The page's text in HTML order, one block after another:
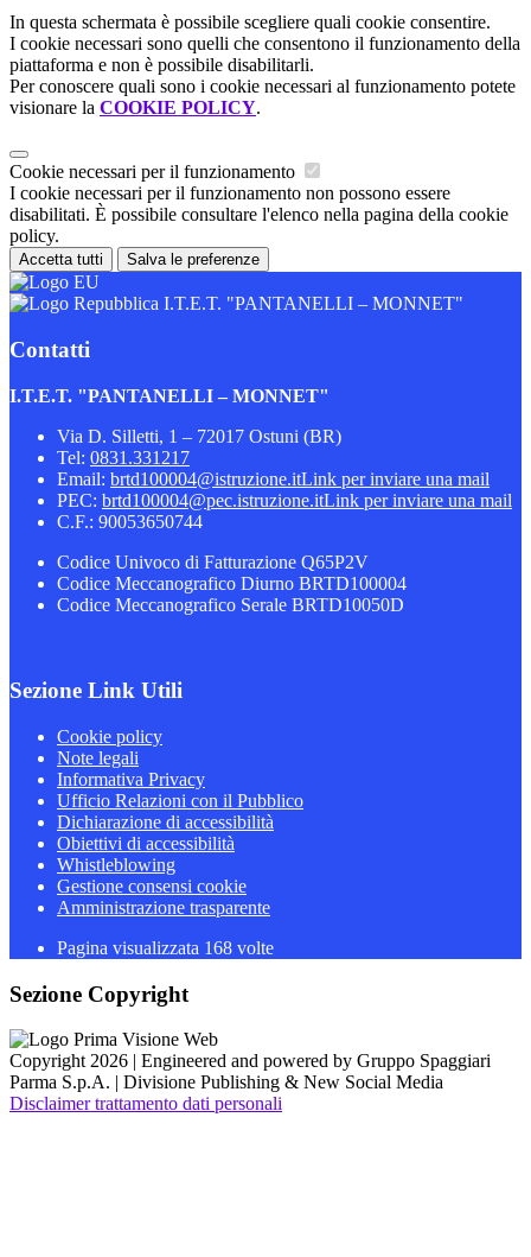
In questa schermata è possibile scegliere quali cookie consentire.
I cookie necessari sono quelli che consentono il funzionamento della
piattaforma e non è possibile disabilitarli.
Per conoscere quali sono i cookie necessari al funzionamento potete
visionare la COOKIE POLICY.
Cookie necessari per il funzionamento
I cookie necessari per il funzionamento non possono essere
disabilitati. È possibile consultare l'elenco nella pagina della cookie
policy.
Accetta tutti Salva le preferenze
I.T.E.T. "PANTANELLI – MONNET"
Contatti
I.T.E.T. "PANTANELLI – MONNET"
Via D. Silletti, 1 – 72017 Ostuni (BR)
Tel: 0831.331217
Email: brtd100004@istruzione.itLink per inviare una mail
PEC: brtd100004@pec.istruzione.itLink per inviare una mail
C.F.: 90053650744
Codice Univoco di Fatturazione Q65P2V
Codice Meccanografico Diurno BRTD100004
Codice Meccanografico Serale BRTD10050D
Sezione Link Utili
Cookie policy
Note legali
Informativa Privacy
Ufficio Relazioni con il Pubblico
Dichiarazione di accessibilità
Obiettivi di accessibilità
Whistleblowing
Gestione consensi cookie
Amministrazione trasparente
Pagina visualizzata 168 volte
Sezione Copyright
Copyright 2026 | Engineered and powered by Gruppo Spaggiari
Parma S.p.A. | Divisione Publishing & New Social Media
Disclaimer trattamento dati personali